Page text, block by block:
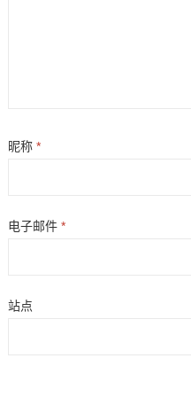
昵称 *
电子邮件 *
站点